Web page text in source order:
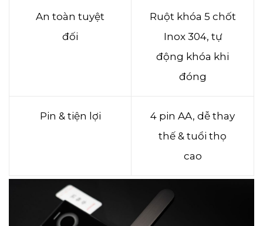
An toàn tuyệt
đối
Ruột khóa 5 chốt
Inox 304, tự
động khóa khi
đóng
Pin & tiện lợi
4 pin AA, dễ thay
thế & tuổi thọ
cao